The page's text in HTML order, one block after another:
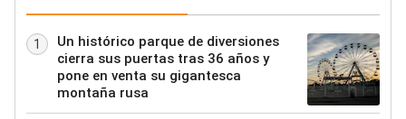
1
Un histórico parque de diversiones
cierra sus puertas tras 36 años y
pone en venta su gigantesca
montaña rusa